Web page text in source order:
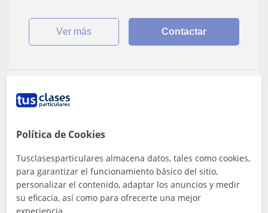
ver más Contactar
Hospitalet De Llobregat, Corn...
Matemáticas: Matemáticas básicas
Puedo impartir tanto clases de
Política de Cookies
Tusclasesparticulares almacena datos, tales como cookies,
para garantizar el funcionamiento básico del sitio,
personalizar el contenido, adaptar los anuncios y medir
su eficacia, así como para ofrecerte una mejor
experiencia.